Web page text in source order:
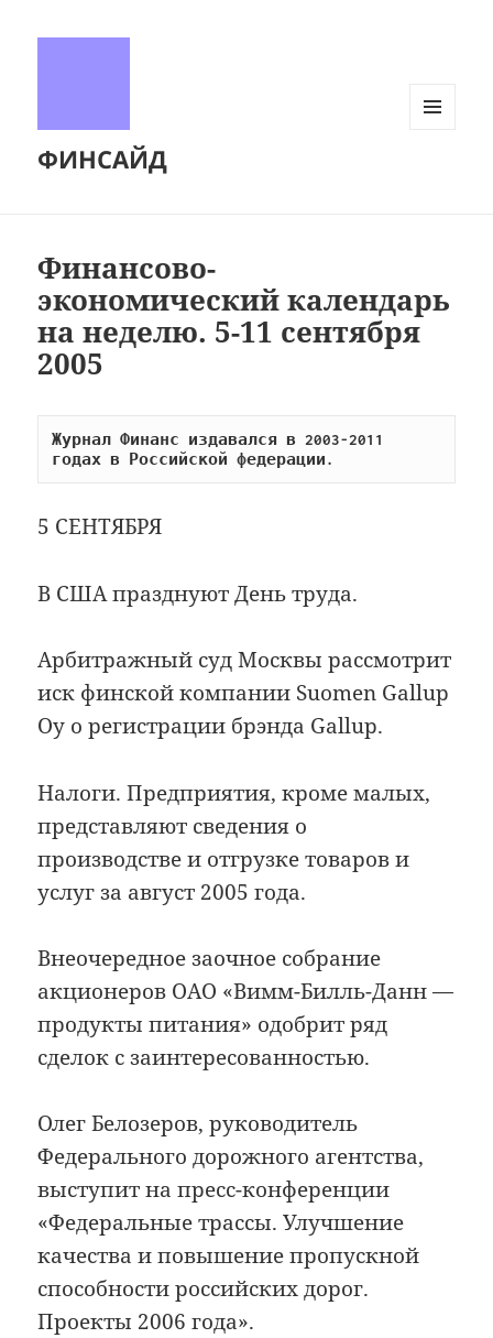
ФИНСАЙД
Финансово-
экономический календарь
на неделю. 5-11 сентября
2005
Журнал Финанс издавался в 2003-2011
годах в Российской федерации.
5 СЕНТЯБРЯ
В США празднуют День труда.
Арбитражный суд Москвы рассмотрит
иск финской компании Suomen Gallup
Oy о регистрации брэнда Gallup.
Налоги. Предприятия, кроме малых,
представляют сведения о
производстве и отгрузке товаров и
услуг за август 2005 года.
Внеочередное заочное собрание
акционеров ОАО «Вимм-Билль-Данн —
продукты питания» одобрит ряд
сделок с заинтересованностью.
Олег Белозеров, руководитель
Федерального дорожного агентства,
выступит на пресс-конференции
«Федеральные трассы. Улучшение
качества и повышение пропускной
способности российских дорог.
Проекты 2006 года».